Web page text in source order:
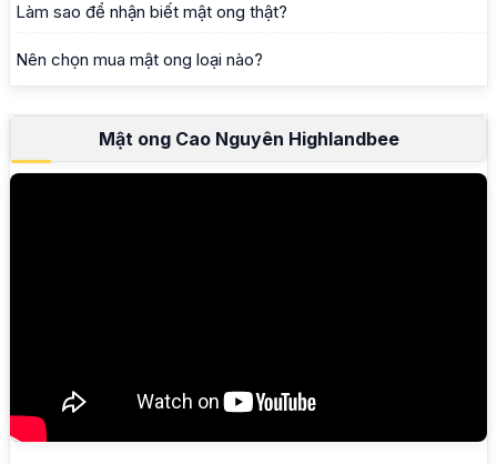
Làm sao để nhận biết mật ong thật?
Nên chọn mua mật ong loại nào?
Mật ong Cao Nguyên Highlandbee